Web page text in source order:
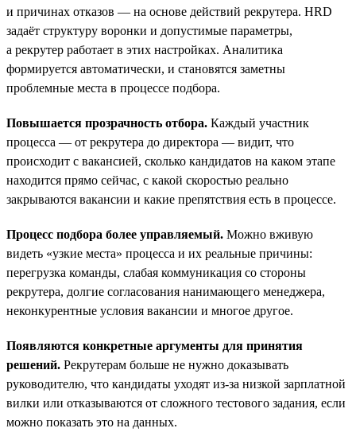
и причинах отказов — на основе действий рекрутера. HRD
задаёт структуру воронки и допустимые параметры,
а рекрутер работает в этих настройках. Аналитика
формируется автоматически, и становятся заметны
проблемные места в процессе подбора.
Повышается прозрачность отбора. Каждый участник
процесса — от рекрутера до директора — видит, что
происходит с вакансией, сколько кандидатов на каком этапе
находится прямо сейчас, с какой скоростью реально
закрываются вакансии и какие препятствия есть в процессе.
Процесс подбора более управляемый. Можно вживую
видеть «узкие места» процесса и их реальные причины:
перегрузка команды, слабая коммуникация со стороны
рекрутера, долгие согласования нанимающего менеджера,
неконкурентные условия вакансии и многое другое.
Появляются конкретные аргументы для принятия
решений. Рекрутерам больше не нужно доказывать
руководителю, что кандидаты уходят из-за низкой зарплатной
вилки или отказываются от сложного тестового задания, если
можно показать это на данных.